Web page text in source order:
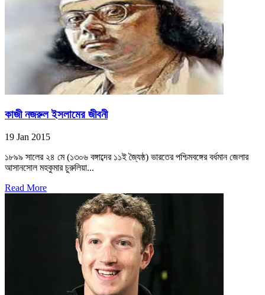
কাজী নজরুল ইসলামের জীবনী
19 Jan 2015
১৮৯৯ সালের ২৪ মে (১৩০৬ বঙ্গাব্দের ১১ই জ্যৈষ্ঠ) ভারতের পশ্চিমবঙ্গের বর্ধমান জেলার
আসানসোল মহকুমার চুরুলিয়া...
Read More